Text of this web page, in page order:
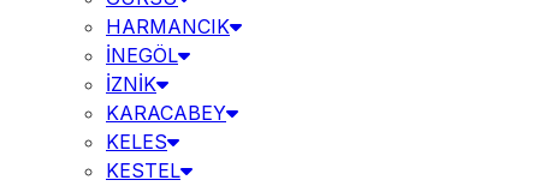
HARMANCIK
İNEGÖL
İZNİK
KARACABEY
KELES
KESTEL